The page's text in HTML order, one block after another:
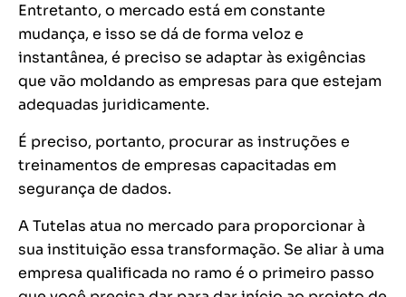
Entretanto, o mercado está em constante
mudança, e isso se dá de forma veloz e
instantânea, é preciso se adaptar às exigências
que vão moldando as empresas para que estejam
adequadas juridicamente.
É preciso, portanto, procurar as instruções e
treinamentos de empresas capacitadas em
segurança de dados.
A Tutelas atua no mercado para proporcionar à
sua instituição essa transformação. Se aliar à uma
empresa qualificada no ramo é o primeiro passo